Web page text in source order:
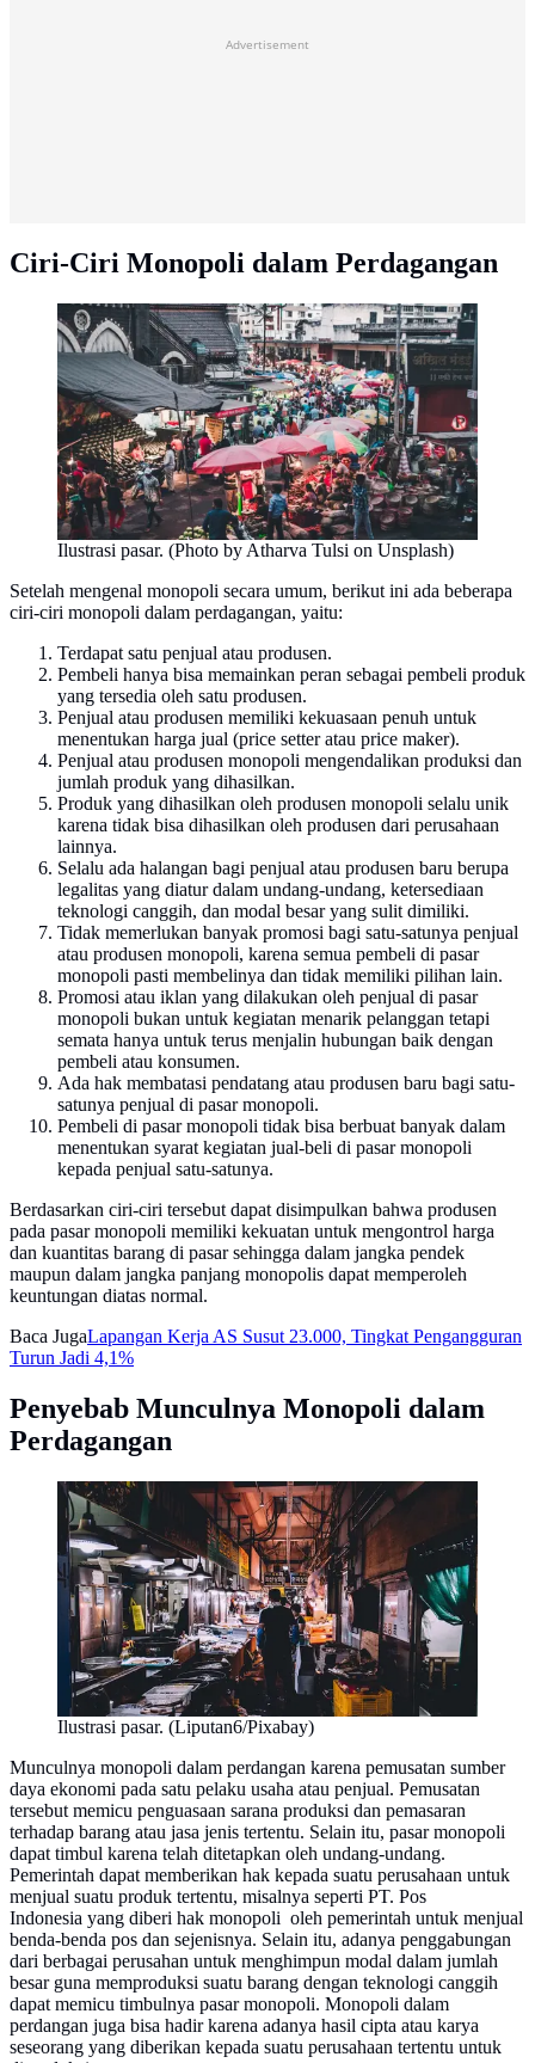
Advertisement
Ciri-Ciri Monopoli dalam Perdagangan
Ilustrasi pasar. (Photo by Atharva Tulsi on Unsplash)
Setelah mengenal monopoli secara umum, berikut ini ada beberapa
ciri-ciri monopoli dalam perdagangan, yaitu:
Terdapat satu penjual atau produsen.
Pembeli hanya bisa memainkan peran sebagai pembeli produk
yang tersedia oleh satu produsen.
Penjual atau produsen memiliki kekuasaan penuh untuk
menentukan harga jual (price setter atau price maker).
Penjual atau produsen monopoli mengendalikan produksi dan
jumlah produk yang dihasilkan.
Produk yang dihasilkan oleh produsen monopoli selalu unik
karena tidak bisa dihasilkan oleh produsen dari perusahaan
lainnya.
Selalu ada halangan bagi penjual atau produsen baru berupa
legalitas yang diatur dalam undang-undang, ketersediaan
teknologi canggih, dan modal besar yang sulit dimiliki.
Tidak memerlukan banyak promosi bagi satu-satunya penjual
atau produsen monopoli, karena semua pembeli di pasar
monopoli pasti membelinya dan tidak memiliki pilihan lain.
Promosi atau iklan yang dilakukan oleh penjual di pasar
monopoli bukan untuk kegiatan menarik pelanggan tetapi
semata hanya untuk terus menjalin hubungan baik dengan
pembeli atau konsumen.
Ada hak membatasi pendatang atau produsen baru bagi satu-
satunya penjual di pasar monopoli.
Pembeli di pasar monopoli tidak bisa berbuat banyak dalam
menentukan syarat kegiatan jual-beli di pasar monopoli
kepada penjual satu-satunya.
Berdasarkan ciri-ciri tersebut dapat disimpulkan bahwa produsen
pada pasar monopoli memiliki kekuatan untuk mengontrol harga
dan kuantitas barang di pasar sehingga dalam jangka pendek
maupun dalam jangka panjang monopolis dapat memperoleh
keuntungan diatas normal.
Baca JugaLapangan Kerja AS Susut 23.000, Tingkat Pengangguran
Turun Jadi 4,1%
Penyebab Munculnya Monopoli dalam
Perdagangan
Ilustrasi pasar. (Liputan6/Pixabay)
Munculnya monopoli dalam perdangan karena pemusatan sumber
daya ekonomi pada satu pelaku usaha atau penjual. Pemusatan
tersebut memicu penguasaan sarana produksi dan pemasaran
terhadap barang atau jasa jenis tertentu. Selain itu, pasar monopoli
dapat timbul karena telah ditetapkan oleh undang-undang.
Pemerintah dapat memberikan hak kepada suatu perusahaan untuk
menjual suatu produk tertentu, misalnya seperti PT. Pos
Indonesia yang diberi hak monopoli oleh pemerintah untuk menjual
benda-benda pos dan sejenisnya. Selain itu, adanya penggabungan
dari berbagai perusahan untuk menghimpun modal dalam jumlah
besar guna memproduksi suatu barang dengan teknologi canggih
dapat memicu timbulnya pasar monopoli. Monopoli dalam
perdangan juga bisa hadir karena adanya hasil cipta atau karya
seseorang yang diberikan kepada suatu perusahaan tertentu untuk